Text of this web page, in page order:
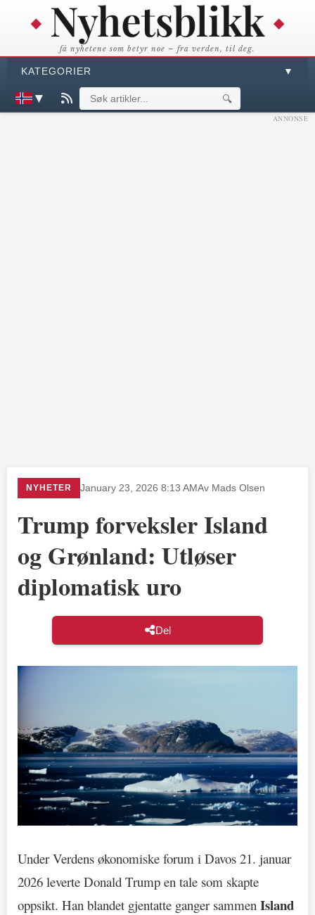
få nyhetene som betyr noe – fra verden, til deg.
KATEGORIER ▼
▼ 🔍
ANNONSE
NYHETER January 23, 2026 8:13 AMAv Mads Olsen
Trump forveksler Island
og Grønland: Utløser
diplomatisk uro
Del
Under Verdens økonomiske forum i Davos 21. januar
2026 leverte Donald Trump en tale som skapte
oppsikt. Han blandet gjentatte ganger sammen Island